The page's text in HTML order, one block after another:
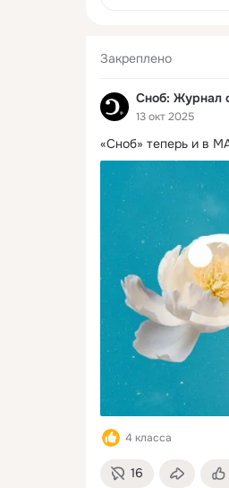
перечень лиц,
Закреплено
Сноб: Журнал
13 окт 2025
«Сноб» теперь и в
4 класса
16